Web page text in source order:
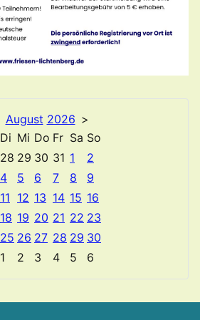
August 2026 >
Di Mi Do Fr Sa So
28 29 30 31 1
2
4 5 6 7 8
9
11 12 13 14 15 16
18 19 20 21 22 23
25 26 27 28 29 30
1 2 3 4 5 6